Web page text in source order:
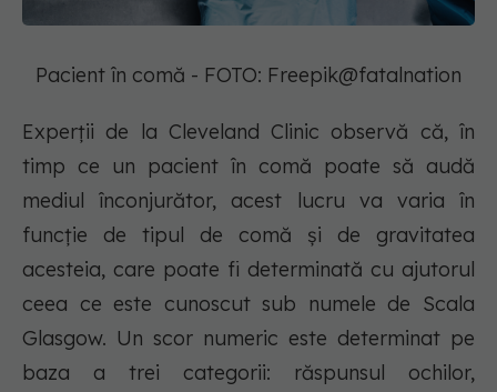
Pacient în comă - FOTO: Freepik@fatalnation
Experții de la Cleveland Clinic observă că, în
timp ce un pacient în comă poate să audă
mediul înconjurător, acest lucru va varia în
funcție de tipul de comă și de gravitatea
acesteia, care poate fi determinată cu ajutorul
ceea ce este cunoscut sub numele de Scala
Glasgow. Un scor numeric este determinat pe
baza a trei categorii: răspunsul ochilor,